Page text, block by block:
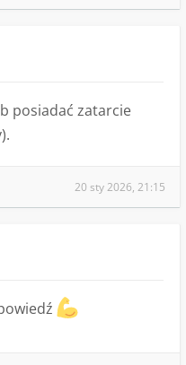
posiadać zatarcie
20 sty 2026, 21:15